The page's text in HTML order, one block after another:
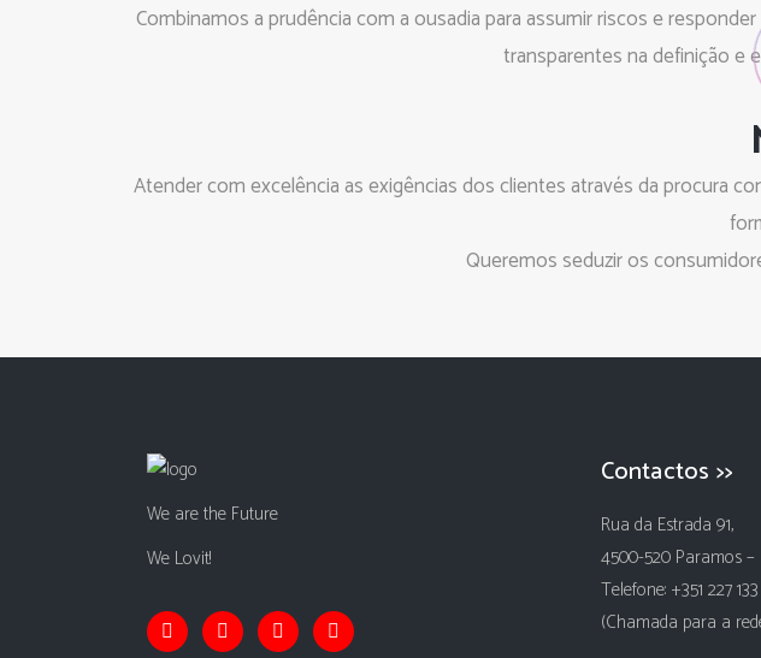
Combinamos a prudência com a ousadia para assumir riscos e
transparentes na definição e
Atender com excelência as exigências dos clientes através da procura
Queremos seduzir os
We are the Future
We Lovit!
Contactos >>
Rua da Estrada 91,
4500-520 Paramos –
Telefone: +351 227
(Chamada para a